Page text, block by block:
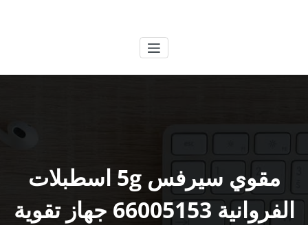
مقوي سيرفس 5g اسطبلات
الفروانية 66005153 جهاز تقوية